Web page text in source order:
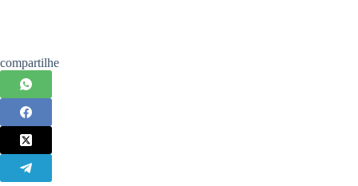
compartilhe